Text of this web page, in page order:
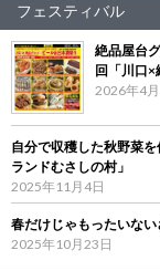
フェスティバル
絶品屋台
回「川口
2026年4
自分で収穫した秋野菜
ランドむさしの村」
2025年11月4日
春だけじゃもったいな
2025年10月23日